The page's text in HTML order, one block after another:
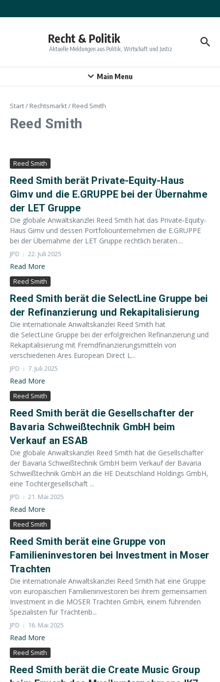
Recht & Politik
Aktuelle Meldungen aus Politik, Wirtschaft und Justiz
Main Menu
Start/ Rechtsmarkt/ Reed Smith
Reed Smith
Reed Smith
Reed Smith berät Private-Equity-Haus
Gimv und die E.GRUPPE bei der Übernahme
der LET Gruppe
Die globale Anwaltskanzlei Reed Smith hat das Private‑Equity-
Haus Gimv und dessen Portfoliounternehmen die E.GRUPPE
bei der Übernahme der LET Gruppe rechtlich beraten....
JPD 22. Juli 2025
Read More
Reed Smith
Reed Smith berät die SelectLine Gruppe bei
der Refinanzierung und Rekapitalisierung
Die internationale Anwaltskanzlei Reed Smith hat
die SelectLine Gruppe bei der erfolgreichen Refinanzierung und
Rekapitalisierung mit Fremdfinanzierungsmitteln von
verschiedenen Ares European Direct L...
JPD 7. Juli 2025
Read More
Reed Smith
Reed Smith berät die Gesellschafter der
Bavaria Schweißtechnik GmbH beim
Verkauf an ESAB
Die globale Anwaltskanzlei Reed Smith hat die Gesellschafter
der Bavaria Schweißtechnik GmbH beim Verkauf der Bavaria
Schweißtechnik GmbH an die HE Deutschland Holdings GmbH,
eine Tochtergesellschaft ...
JPD 21. Mai 2025
Read More
Reed Smith
Reed Smith berät eine Gruppe von
Familieninvestoren bei Investment in Moser
Trachten
Die internationale Anwaltskanzlei Reed Smith hat eine Gruppe
von europäischen Familieninvestoren bei ihrem gemeinsamen
Investment in die MOSER Trachten GmbH, einem führenden
Spezialisten für Trachtenb...
JPD 16. Mai 2025
Read More
Reed Smith
Reed Smith berät die Create Music Group